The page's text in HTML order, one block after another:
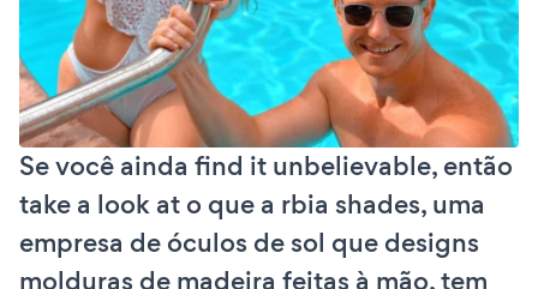
Se você ainda find it unbelievable, então
take a look at o que a rbia shades, uma
empresa de óculos de sol que designs
molduras de madeira feitas à mão, tem